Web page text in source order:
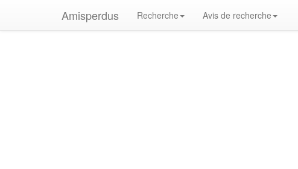
Amisperdus Recherche Avis de recherche